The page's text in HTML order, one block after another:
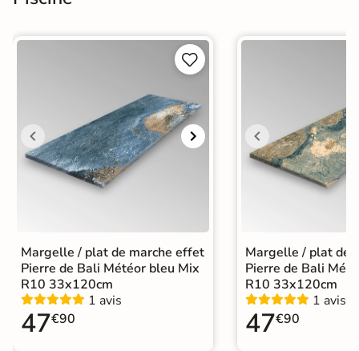


Margelle / plat de marche effet
Pierre de Bali Météor bleu Mix
R10 33x120cm
1 avis
47€90
Margelle / plat de
Pierre de Bali
R10 33x120cm
1 avis
47€90